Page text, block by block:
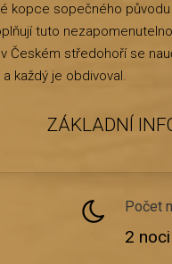
kopce sopečného
tuto
Českém středohoří se
každý je obdivoval.
ZÁKLADNÍ
Počet
2